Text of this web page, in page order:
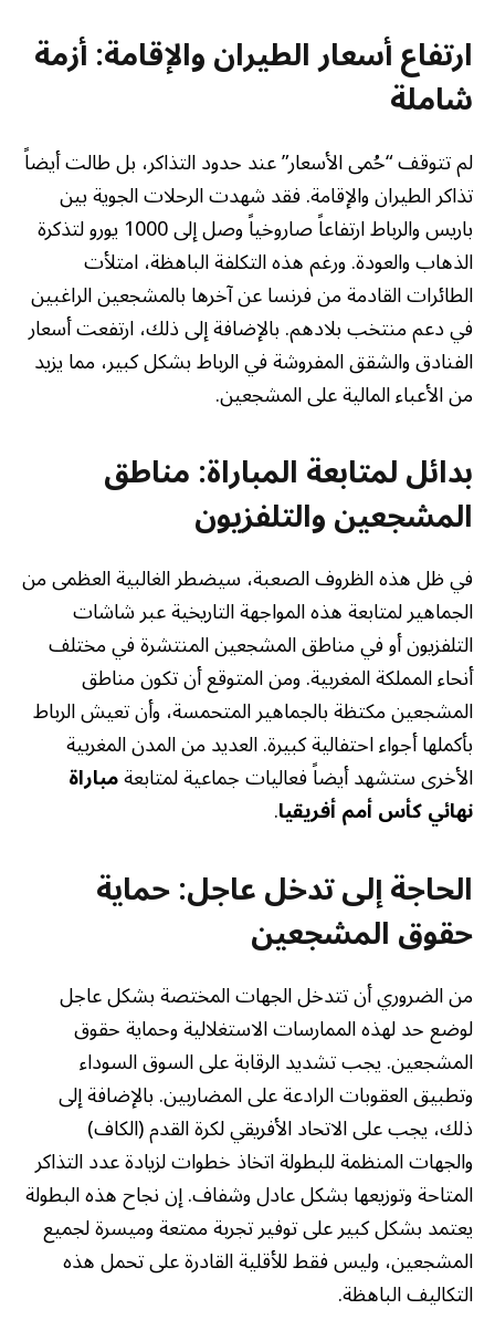
ارتفاع أسعار الطيران والإقامة: أزمة
شاملة
لم تتوقف “حُمى الأسعار” عند حدود التذاكر، بل طالت أيضاً
تذاكر الطيران والإقامة. فقد شهدت الرحلات الجوية بين
باريس والرباط ارتفاعاً صاروخياً وصل إلى 1000 يورو لتذكرة
الذهاب والعودة. ورغم هذه التكلفة الباهظة، امتلأت
الطائرات القادمة من فرنسا عن آخرها بالمشجعين الراغبين
في دعم منتخب بلادهم. بالإضافة إلى ذلك، ارتفعت أسعار
الفنادق والشقق المفروشة في الرباط بشكل كبير، مما يزيد
من الأعباء المالية على المشجعين.
بدائل لمتابعة المباراة: مناطق
المشجعين والتلفزيون
في ظل هذه الظروف الصعبة، سيضطر الغالبية العظمى من
الجماهير لمتابعة هذه المواجهة التاريخية عبر شاشات
التلفزيون أو في مناطق المشجعين المنتشرة في مختلف
أنحاء المملكة المغربية. ومن المتوقع أن تكون مناطق
المشجعين مكتظة بالجماهير المتحمسة، وأن تعيش الرباط
بأكملها أجواء احتفالية كبيرة. العديد من المدن المغربية
الأخرى ستشهد أيضاً فعاليات جماعية لمتابعةمباراة
نهائي كأس أمم أفريقيا.
الحاجة إلى تدخل عاجل: حماية
حقوق المشجعين
من الضروري أن تتدخل الجهات المختصة بشكل عاجل
لوضع حد لهذه الممارسات الاستغلالية وحماية حقوق
المشجعين. يجب تشديد الرقابة على السوق السوداء
وتطبيق العقوبات الرادعة على المضاربين. بالإضافة إلى
ذلك، يجب على الاتحاد الأفريقي لكرة القدم (الكاف)
والجهات المنظمة للبطولة اتخاذ خطوات لزيادة عدد التذاكر
المتاحة وتوزيعها بشكل عادل وشفاف. إن نجاح هذه البطولة
يعتمد بشكل كبير على توفير تجربة ممتعة وميسرة لجميع
المشجعين، وليس فقط للأقلية القادرة على تحمل هذه
التكاليف الباهظة.